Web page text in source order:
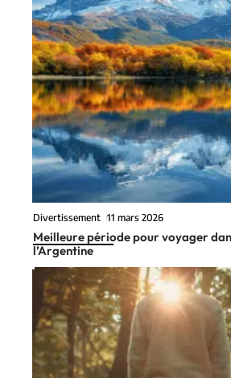
Divertissement 11 mars 2026
Meilleure période pour voyager
l’Argentine